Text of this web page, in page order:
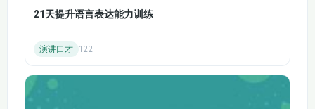
第8讲 遗传的物质基
能力提升目标：
究性实验的回顾与拓展，使学生掌握实验设计的基本
思路、实验变量的控制、实验结果的分析和结论的得
出，提高学生在实验题上的得分能力。
21天提升语言表达能力训练
演讲口才 122